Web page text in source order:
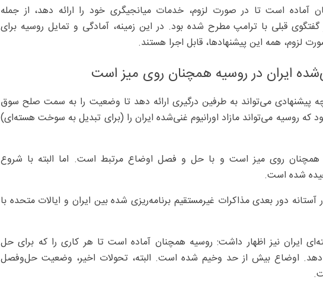
است تا در صورت لزوم، خدمات میانجیگری خود را ارائه دهد، از جمله
قبلی با ترامپ مطرح شده بود. در این زمینه، آمادگی و تمایل روسیه برای
لزوم، همه این پیشنهادها، قابل اجرا هستند.
ایران در روسیه همچنان روی میز است
پیشنهادی می‌تواند به طرفین درگیری ارائه دهد تا وضعیت را به سمت صلح سوق
که روسیه می‌تواند مازاد اورانیوم غنی‌شده ایران را (برای تبدیل به سوخت هسته‌ای)
روی میز است و با حل و فصل اوضاع مرتبط است. اما البته با شروع
شده است.
دور بعدی مذاکرات غیرمستقیم برنامه‌ریزی شده بین ایران و ایالات متحده با
ایران نیز اظهار داشت: روسیه همچنان آماده است تا هر کاری را که برای حل
دهد. اوضاع بیش از حد وخیم شده است. البته، تحولات اخیر، وضعیت حل‌وفصل